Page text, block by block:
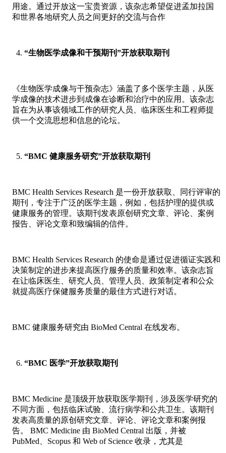
用途。通过开放这一宝贵资源，该杂志希望促进孟加拉国
和世界各地研究人员之间更好的交流与合作
“生物医学成像和干预期刊”开放获取期刊
《生物医学成像与干预杂志》涵盖了多个医学主题，从医
学成像的技术进步到成像在诊断和治疗中的应用。该杂志
旨在为从事该领域工作的研究人员、临床医生和工程师提
供一个交流思想和信息的论坛。
“BMC 健康服务研究”开放获取期刊
BMC Health Services Research 是一份开放获取、同行评审的
期刊，专注于广泛的医学主题，例如，包括护理的提供或
健康服务的管理。该期刊发表原创研究文章、评论、案例
报告、评论文章和致编辑的信件。
BMC Health Services Research 的使命是通过促进循证实践和
决策制定的进步来提高医疗服务的质量和效率。该杂志旨
在让临床医生、研究人员、管理人员、政策制定者和公众
就提高医疗保健服务质量的最佳方式进行对话。
BMC 健康服务研究由 BioMed Central 在线发布。
“BMC 医学”开放获取期刊
BMC Medicine 是顶级开放获取医学期刊，涉及医学研究的
不同方面，包括临床试验、流行病学和公共卫生。该期刊
发表高质量的原创研究文章、评论、评论文章和案例报
告。 BMC Medicine 由 BioMed Central 出版，并被
PubMed、Scopus 和 Web of Science 收录，尤其是